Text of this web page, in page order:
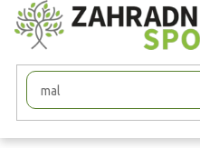
Přejít
na
obsah